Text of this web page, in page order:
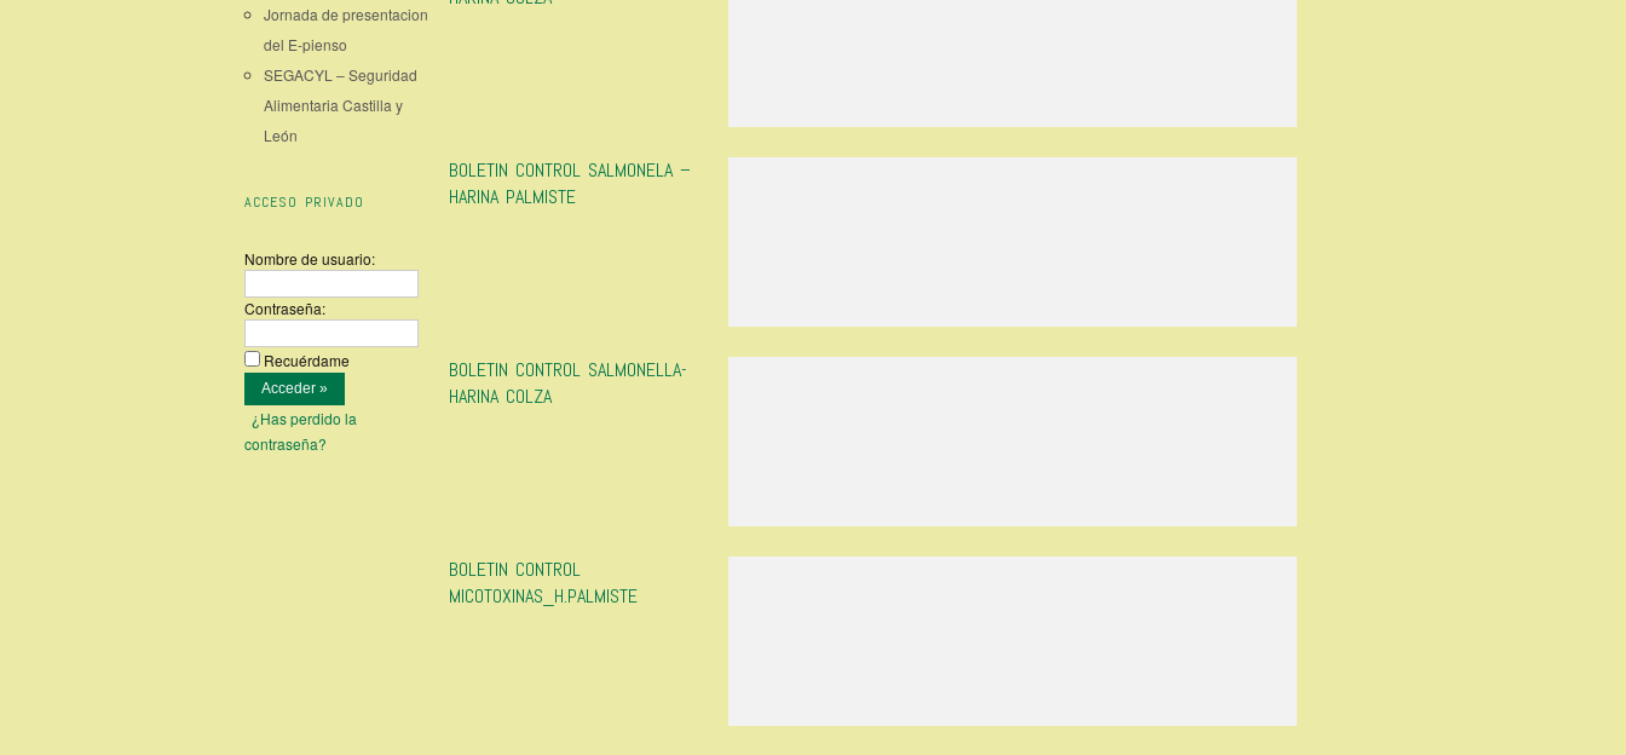
Jornada de presentacion
del E-pienso
SEGACYL – Seguridad
Alimentaria Castilla y
León
ACCESO PRIVADO
Nombre de usuario:
Contraseña:
Recuérdame
¿Has perdido la
contraseña?
BOLETIN CONTROL SALMONELA –
HARINA PALMISTE
BOLETIN CONTROL SALMONELLA-
HARINA COLZA
BOLETIN CONTROL
MICOTOXINAS_H.PALMISTE